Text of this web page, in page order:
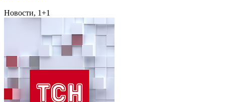
Новости, 1+1